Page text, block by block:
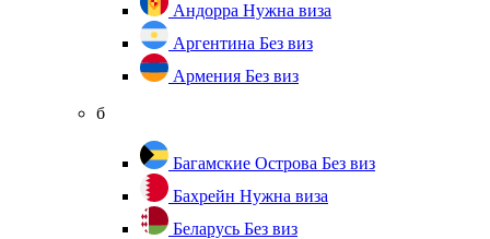
Андорра Нужна виза
Аргентина Без виз
Армения Без виз
б
Багамские Острова Без виз
Бахрейн Нужна виза
Беларусь Без виз